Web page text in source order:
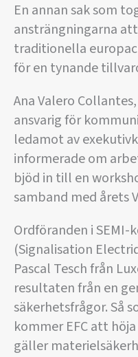
En annan sak som
ansträngningarna
traditionella
för en tynande
Ana Valero
ansvarig för
ledamot av
informerade om
bjöd in till en
samband med årets
Ordföranden i SEMI-
(Signalisation
Pascal Tesch från
resultaten från en
säkerhetsfrågor. Så
kommer EFC att
gäller